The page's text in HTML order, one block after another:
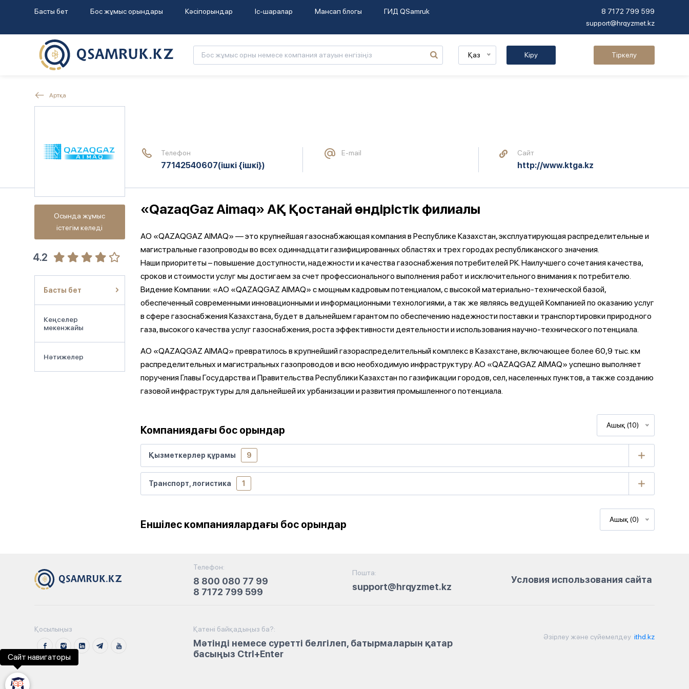
Басты бет Бос жұмыс орындары Кәсіпорындар Іс-шаралар Мансап блогы ГИД QSamruk
8 7172 799 599
support@hrqyzmet.kz
Қаз Кіру Тіркелу
Артқа
Телефон
77142540607(ішкі {ішкі})
E-mail Сайт
http://www.ktga.kz
Осында жұмыс
істегім келеді
4.2
Басты бет
Кеңселер
мекенжайы
Нәтижелер
«QazaqGaz Aimaq» АҚ Қостанай өндірістік филиалы
АО «QAZAQGAZ AIMAQ» — это крупнейшая газоснабжающая компания в Республике Казахстан, эксплуатирующая распределительные и
магистральные газопроводы во всех одиннадцати газифицированных областях и трех городах республиканского значения.
Наши приоритеты – повышение доступности, надежности и качества газоснабжения потребителей РК. Наилучшего сочетания качества,
сроков и стоимости услуг мы достигаем за счет профессионального выполнения работ и исключительного внимания к потребителю.
Видение Компании: «АО «QAZAQGAZ AIMAQ» с мощным кадровым потенциалом, с высокой материально-технической базой,
обеспеченный современными инновационными и информационными технологиями, а так же являясь ведущей Компанией по оказанию услуг
в сфере газоснабжения Казахстана, будет в дальнейшем гарантом по обеспечению надежности поставки и транспортировки природного
газа, высокого качества услуг газоснабжения, роста эффективности деятельности и использования научно-технического потенциала.
АО «QAZAQGAZ AIMAQ» превратилось в крупнейший газораспределительный комплекс в Казахстане, включающее более 60,9 тыс. км
распределительных и магистральных газопроводов и всю необходимую инфраструктуру. АО «QAZAQGAZ AIMAQ» успешно выполняет
поручения Главы Государства и Правительства Республики Казахстан по газификации городов, сел, населенных пунктов, а также созданию
газовой инфраструктуры для дальнейшей их урбанизации и развития промышленного потенциала.
Компаниядағы бос орындар Ашық (10)
Қызметкерлер құрамы 9
Транспорт, логистика 1
Еншілес компаниялардағы бос орындар Ашық (0)
Телефон:
8 800 080 77 99
8 7172 799 599
Пошта:
support@hrqyzmet.kz
Условия использования сайта
Қосылыңыз Қатені байқадыңыз ба?:
Мәтінді немесе суретті белгілеп, батырмаларын қатар
басыңыз Ctrl+Enter
Әзірлеу және сүйемелдеу ithd.kz
Сайт навигаторы